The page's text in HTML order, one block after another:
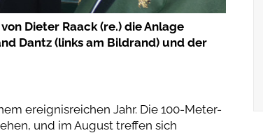
Dieter Raack (re.) die Anlage
Dantz (links am Bildrand) und der
ereignisreichen Jahr. Die 100-Meter-
und im August treffen sich